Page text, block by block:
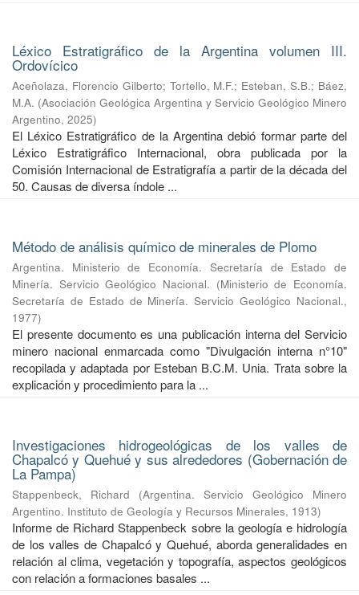
Léxico Estratigráfico de la Argentina volumen III.
Ordovícico
Aceñolaza, Florencio Gilberto; Tortello, M.F.; Esteban, S.B.; Báez,
M.A. (Asociación Geológica Argentina y Servicio Geológico Minero
Argentino, 2025)
El Léxico Estratigráfico de la Argentina debió formar parte del
Léxico Estratigráfico Internacional, obra publicada por la
Comisión Internacional de Estratigrafía a partir de la década del
50. Causas de diversa índole ...
Método de análisis químico de minerales de Plomo
Argentina. Ministerio de Economía. Secretaría de Estado de
Minería. Servicio Geológico Nacional. (Ministerio de Economía.
Secretaría de Estado de Minería. Servicio Geológico Nacional.,
1977)
El presente documento es una publicación interna del Servicio
minero nacional enmarcada como "Divulgación interna n°10"
recopilada y adaptada por Esteban B.C.M. Unia. Trata sobre la
explicación y procedimiento para la ...
Investigaciones hidrogeológicas de los valles de
Chapalcó y Quehué y sus alrededores (Gobernación de
La Pampa)
Stappenbeck, Richard (Argentina. Servicio Geológico Minero
Argentino. Instituto de Geología y Recursos Minerales, 1913)
Informe de Richard Stappenbeck sobre la geología e hidrología
de los valles de Chapalcó y Quehué, aborda generalidades en
relación al clima, vegetación y topografía, aspectos geológicos
con relación a formaciones basales ...